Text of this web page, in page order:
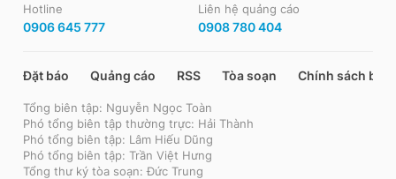
Hotline
0906 645 777
Liên hệ quảng cáo
0908 780 404
Đặt báo Quảng cáo RSS Tòa soạn Chính sách bảo
Tổng biên tập: Nguyễn Ngọc Toàn
Phó tổng biên tập thường trực: Hải Thành
Phó tổng biên tập: Lâm Hiếu Dũng
Phó tổng biên tập: Trần Việt Hưng
Tổng thư ký tòa soạn: Đức Trung